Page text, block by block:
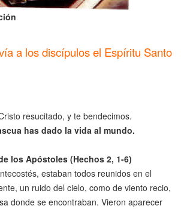
a los discípulos el Espíritu Santo
resucitado, y te bendecimos.
has dado la vida al mundo.
los Apóstoles(Hechos 2, 1-6)
estaban todos reunidos en el
un ruido del cielo, como de viento recio,
donde se encontraban. Vieron aparecer